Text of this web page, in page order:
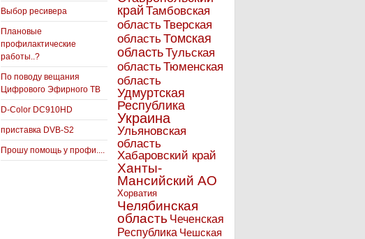
Выбор ресивера
Плановые
профилактические
работы..?
По поводу вещания
Цифрового Эфирного ТВ
D-Color DC910HD
приставка DVB-S2
Прошу помощь у профи....
край Тамбовская
областьТверская
областьТомская
областьТульская
областьТюменская
область
Удмуртская
Республика
Украина
Ульяновская
область
Хабаровский край
Ханты-
Мансийский АО
Хорватия
Челябинская
область Чеченская
Республика Чешская